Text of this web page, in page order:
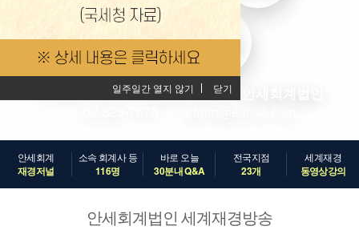
일주일간 열지 않기 닫기
일주일간 열지 않기 닫기
일주일간 열지 않기 닫기
안정된
완전한
고객에게 최선의 적답을 제공하는
world
Private
Accounting
고객에게 최선의 적답을 제공하는
안락한
稅 計 財 經
world
企業信賴
고객에게 최선의 적답을 제공하는
안세회계
재경저널
소속 회계사 등
116명
바로 오늘
30분내 Q&A
전국지점
23개
세계재경
동영상강의
안세회계법인 세계재경방송